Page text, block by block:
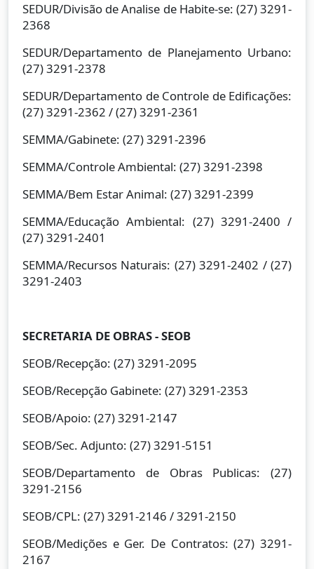
SEDUR/Divisão de Analise de Habite-se: (27) 3291-
2368
SEDUR/Departamento de Planejamento Urbano:
(27) 3291-2378
SEDUR/Departamento de Controle de Edificações:
(27) 3291-2362 / (27) 3291-2361
SEMMA/Gabinete: (27) 3291-2396
SEMMA/Controle Ambiental: (27) 3291-2398
SEMMA/Bem Estar Animal: (27) 3291-2399
SEMMA/Educação Ambiental: (27) 3291-2400 /
(27) 3291-2401
SEMMA/Recursos Naturais: (27) 3291-2402 / (27)
3291-2403
SECRETARIA DE OBRAS - SEOB
SEOB/Recepção: (27) 3291-2095
SEOB/Recepção Gabinete: (27) 3291-2353
SEOB/Apoio: (27) 3291-2147
SEOB/Sec. Adjunto: (27) 3291-5151
SEOB/Departamento de Obras Publicas: (27)
3291-2156
SEOB/CPL: (27) 3291-2146 / 3291-2150
SEOB/Medições e Ger. De Contratos: (27) 3291-
2167